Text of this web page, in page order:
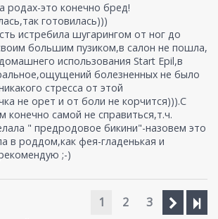
родах-это конечно бред!
готовилась)))
истребила шугарингом от ног до
большим пузиком,в салон не пошла,
использования Start Epil,в
болезненных не было
стресса от этой
не орет и от боли не корчится))).С
самой не справиться,т.ч.
" предродовое бикини"-назовем это
в роддом,как фея-гладенькая и
;-)
1 2 3